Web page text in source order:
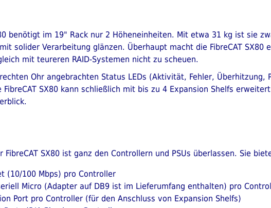
benötigt im 19" Rack nur 2 Höheneinheiten. Mit etwa 31 kg ist sie
solider Verarbeitung glänzen. Überhaupt macht die FibreCAT SX80
mit teureren RAID-Systemen nicht zu scheuen.
Ohr angebrachten Status LEDs (Aktivität, Fehler, Überhitzung,
FibreCAT SX80 kann schließlich mit bis zu 4 Expansion Shelfs
FibreCAT SX80 ist ganz den Controllern und PSUs überlassen. Sie
(10/100 Mbps) pro Controller
Micro (Adapter auf DB9 ist im Lieferumfang enthalten) pro
Port pro Controller (für den Anschluss von Expansion Shelfs)